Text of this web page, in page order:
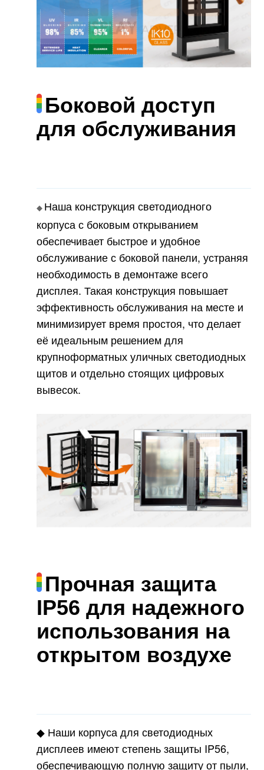
Боковой доступ
для обслуживания
◆ Наша конструкция светодиодного
корпуса с боковым открыванием
обеспечивает быстрое и удобное
обслуживание с боковой панели, устраняя
необходимость в демонтаже всего
дисплея. Такая конструкция повышает
эффективность обслуживания на месте и
минимизирует время простоя, что делает
её идеальным решением для
крупноформатных уличных светодиодных
щитов и отдельно стоящих цифровых
вывесок.
Прочная защита
IP56 для надежного
использования на
открытом воздухе
◆ Наши корпуса для светодиодных
дисплеев имеют степень защиты IP56,
обеспечивающую полную защиту от пыли,